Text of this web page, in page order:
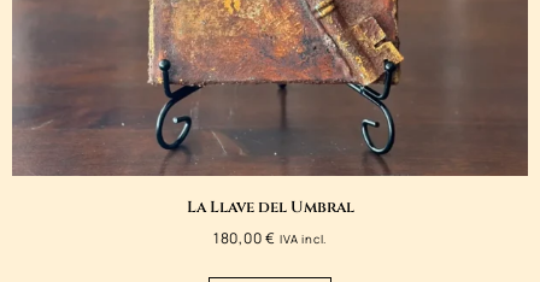
La Llave del Umbral
180,00€ IVA incl.